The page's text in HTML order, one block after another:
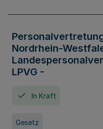
Nordrhein-
LPVG -
In Kraft
Gesetz